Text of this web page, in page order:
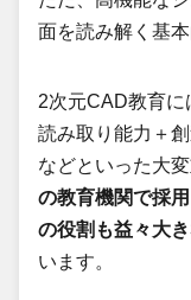
面を読み解く基
2次元CAD教育
読み取り能力＋
などといった大
の教育機関で採
の役割も益々大
います。